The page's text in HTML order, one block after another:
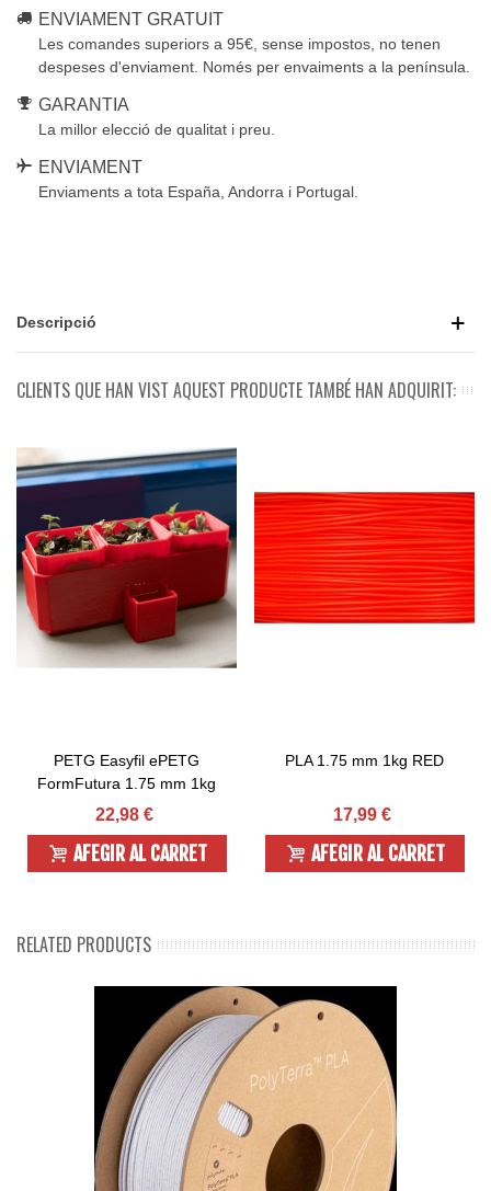
ENVIAMENT GRATUIT
Les comandes superiors a 95€, sense impostos, no tenen
despeses d'enviament. Només per envaiments a la península.
GARANTIA
La millor elecció de qualitat i preu.
ENVIAMENT
Enviaments a tota España, Andorra i Portugal.
Descripció
CLIENTS QUE HAN VIST AQUEST PRODUCTE TAMBÉ HAN ADQUIRIT:
PETG Easyfil ePETG
FormFutura 1.75 mm 1kg
22,98 €
AFEGIR AL CARRET
PLA 1.75 mm 1kg RED
17,99 €
AFEGIR AL CARRET
RELATED PRODUCTS